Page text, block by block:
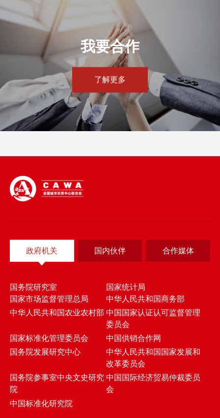
我要合作
了解更多
政府机关 国内伙伴 合作媒体
国务院研究室
国家统计局
国家市场监督管理总局
中华人民共和国商务部
中华人民共和国农业农村部 中国国家认证认可监督管理
委员会
国家标准化管理委员会
中国供销合作网
国务院发展研究中心
中华人民共和国国家发展和
改革委员会
国务院参事室中央文史研究
院
中国国际经济贸易仲裁委员
会
中国标准化研究院